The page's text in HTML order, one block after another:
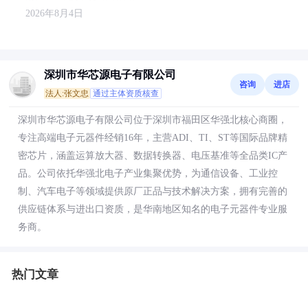
2026年8月4日
深圳市华芯源电子有限公司
法人:张文忠 通过主体资质核查
咨询 进店
深圳市华芯源电子有限公司位于深圳市福田区华强北核心商圈，
专注高端电子元器件经销16年，主营ADI、TI、ST等国际品牌精
密芯片，涵盖运算放大器、数据转换器、电压基准等全品类IC产
品。公司依托华强北电子产业集聚优势，为通信设备、工业控
制、汽车电子等领域提供原厂正品与技术解决方案，拥有完善的
供应链体系与进出口资质，是华南地区知名的电子元器件专业服
务商。
热门文章